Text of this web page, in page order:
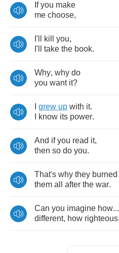
If you make
me choose,
I'll kill you,
I'll
take the book.
Why, why do
you want it?
grew up with it.
know its power.
And if you read it,
then so do you.
That's why they burned
them all after the war.
Can you imagine how...
different, how righteous